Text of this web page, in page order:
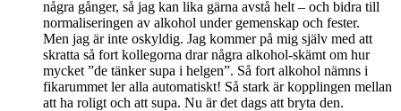
några gånger, så jag kan lika gärna avstå helt – och bidra till
normaliseringen av alkohol under gemenskap och fester.
Men jag är inte oskyldig. Jag kommer på mig själv med att
skratta så fort kollegorna drar några alkohol-skämt om hur
mycket ”de tänker supa i helgen”. Så fort alkohol nämns i
fikarummet ler alla automatiskt! Så stark är kopplingen mellan
att ha roligt och att supa. Nu är det dags att bryta den.